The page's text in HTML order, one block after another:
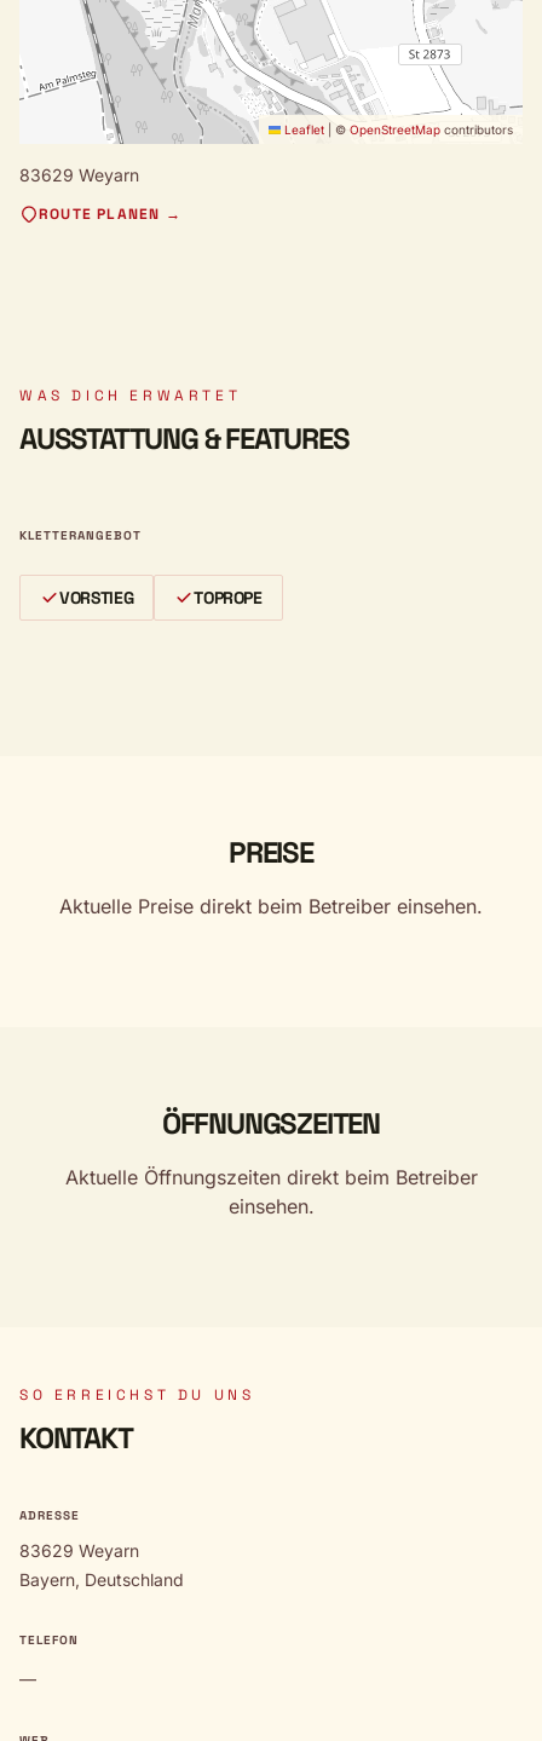
Leaflet © OpenStreetMap contributors
83629 Weyarn
ROUTE PLANEN →
WAS DICH ERWARTET
AUSSTATTUNG & FEATURES
KLETTERANGEBOT
VORSTIEG TOPROPE
PREISE
Aktuelle Preise direkt beim Betreiber einsehen.
ÖFFNUNGSZEITEN
Aktuelle Öffnungszeiten direkt beim Betreiber
einsehen.
SO ERREICHST DU UNS
KONTAKT
ADRESSE
83629 Weyarn
Bayern, Deutschland
TELEFON
—